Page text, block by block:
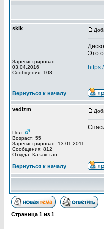
sklk
Зарегистрирован:
03.04.2016
Сообщения: 108
Это
Вернуться к началу
vedizm
Пол:
Возраст: 55
Зарегистрирован: 13.01.2011
Сообщения: 812
Откуда: Казахстан
Вернуться к началу
Страница 1 из 1